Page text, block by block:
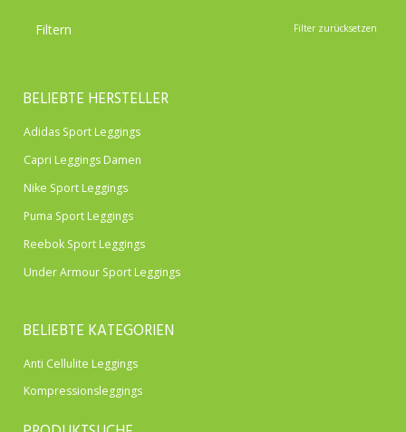
Filter zurücksetzen
Filtern
BELIEBTE HERSTELLER
Adidas Sport Leggings
Capri Leggings Damen
Nike Sport Leggings
Puma Sport Leggings
Reebok Sport Leggings
Under Armour Sport Leggings
BELIEBTE KATEGORIEN
Anti Cellulite Leggings
Kompressionsleggings